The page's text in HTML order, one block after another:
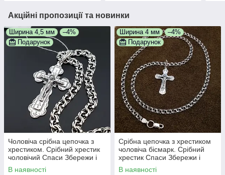
Акційні пропозиції та новинки
Ширина 4,5 мм
–4%
Подарунок
Чоловіча срібна цепочка з
хрестиком. Срібний хрестик
чоловічий Спаси Збережи і
цепочка бісмарк 55 см
В наявності
Ширина 4 мм
–4%
Подарунок
Срібна цепочка з хрестиком
чоловіча бісмарк. Срібний
хрестик Спаси Збережи і
цепочка срібло 925. 55 см
В наявності